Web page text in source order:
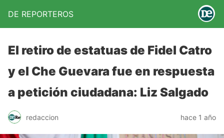
DE REPORTEROS
El retiro de estatuas de Fidel Catro
y el Che Guevara fue en respuesta
a petición ciudadana: Liz Salgado
redaccion hace 1 año